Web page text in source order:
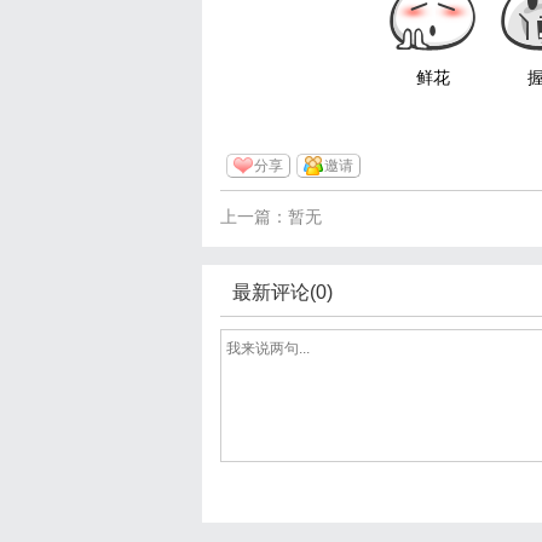
鲜花
分享 邀请
上一篇：暂无
最新评论(0)